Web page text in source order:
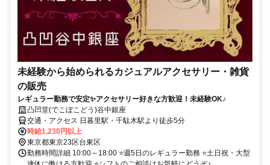
未経験から始められるカジュアルアクセサリー・雑貨
の販売
レギュラー勤務で安定✨アクセサリー好きな方歓迎！未経験OK♪
凸凹堂(でこぼこどう)谷中銀座
交通・アクセス 日暮里駅・千駄木駅より徒歩5分
時給1,230円以上
東京都東京23区台東区
勤務時間詳細 10:00～18:00 ⭐週5日のレギュラー勤務 ⭐土日祝・大型